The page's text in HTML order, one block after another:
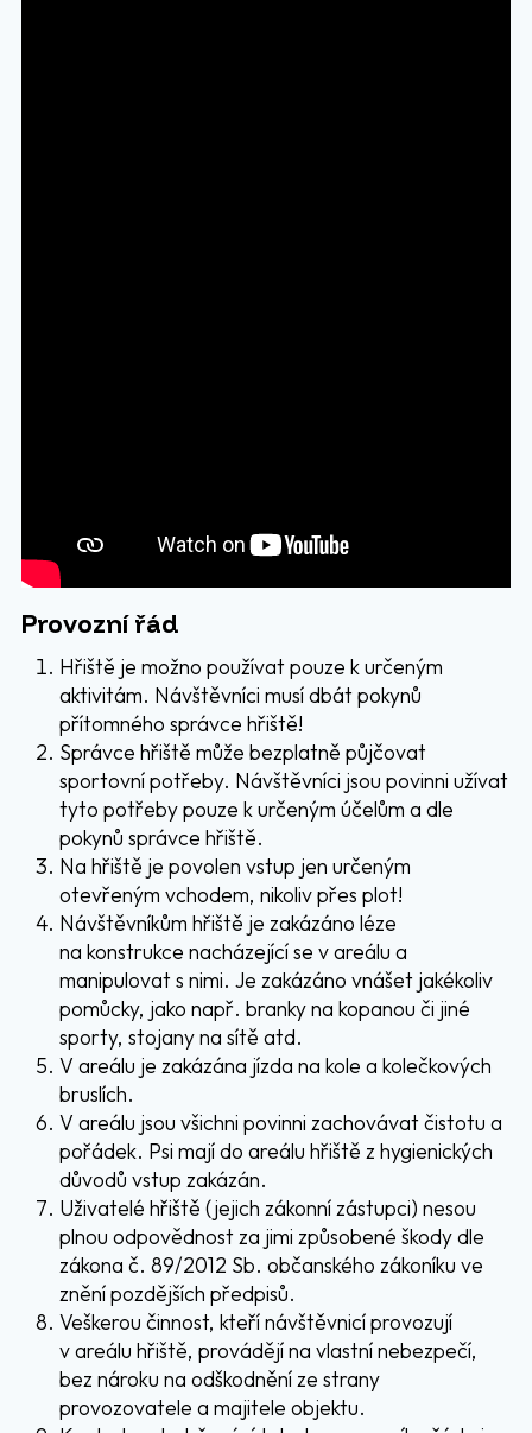
Provozní řád
Hřiště je možno používat pouze k určeným
aktivitám. Návštěvníci musí dbát pokynů
přítomného správce hřiště!
Správce hřiště může bezplatně půjčovat
sportovní potřeby. Návštěvníci jsou povinni užívat
tyto potřeby pouze k určeným účelům a dle
pokynů správce hřiště.
Na hřiště je povolen vstup jen určeným
otevřeným vchodem, nikoliv přes plot!
Návštěvníkům hřiště je zakázáno léze
na konstrukce nacházející se v areálu a
manipulovat s nimi. Je zakázáno vnášet jakékoliv
pomůcky, jako např. branky na kopanou či jiné
sporty, stojany na sítě atd.
V areálu je zakázána jízda na kole a kolečkových
bruslích.
V areálu jsou všichni povinni zachovávat čistotu a
pořádek. Psi mají do areálu hřiště z hygienických
důvodů vstup zakázán.
Uživatelé hřiště (jejich zákonní zástupci) nesou
plnou odpovědnost za jimi způsobené škody dle
zákona č. 89/2012 Sb. občanského zákoníku ve
znění pozdějších předpisů.
Veškerou činnost, kteří návštěvnicí provozují
v areálu hřiště, provádějí na vlastní nebezpečí,
bez nároku na odškodnění ze strany
provozovatele a majitele objektu.